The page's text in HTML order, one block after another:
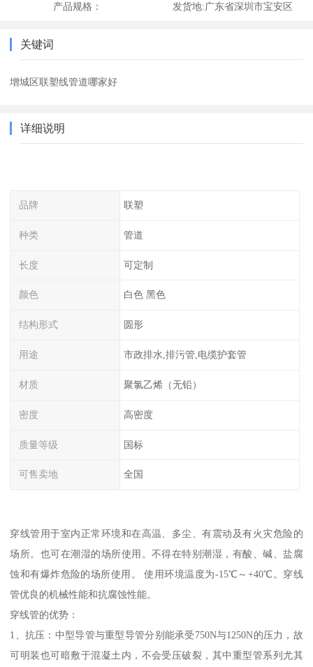
产品规格： 发货地:广东省深圳市宝安区
关键词
增城区联塑线管道哪家好
详细说明
品牌 联塑
种类 管道
长度 可定制
颜色 白色 黑色
结构形式 圆形
用途 市政排水,排污管,电缆护套管
材质 聚氯乙烯（无铅）
密度 高密度
质量等级 国标
可售卖地 全国
穿线管用于室内正常环境和在高温、多尘、有震动及有火灾危险的
场所。也可在潮湿的场所使用。不得在特别潮湿，有酸、碱、盐腐
蚀和有爆炸危险的场所使用。 使用环境温度为-15℃～+40℃。穿线
管优良的机械性能和抗腐蚀性能。
穿线管的优势：
1、抗压：中型导管与重型导管分别能承受750N与1250N的压力，故
可明装也可暗敷于混凝土内，不会受压破裂，其中重型管系列尤其